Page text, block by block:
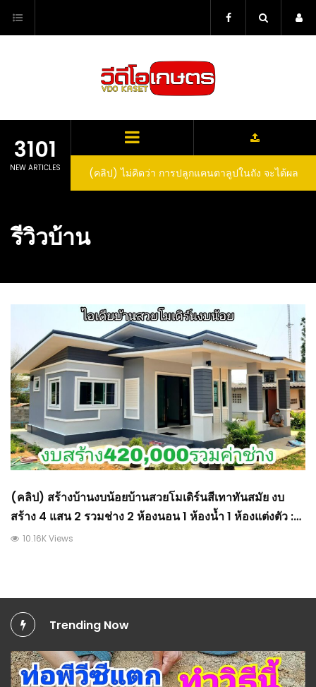
content
3101
NEW ARTICLES
(คลิป) ไม่คิดว่า การปลูกแคนตาลูปในถัง จะได้ผล
ลูกโตและหวานขนาดนี้ I didn’t expect that
รีวิวบ้าน
(คลิป) สร้างบ้านงบน้อยบ้านสวยโมเดิร์นสีเทาทันสมัย งบ
สร้าง 4 แสน 2 รวมช่าง 2 ห้องนอน 1 ห้องน้ำ 1 ห้องแต่งตัว :
วีดีโอ เกษตร
10.16K Views
Trending Now